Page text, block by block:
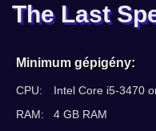
The Last
Minimum gépigény:
CPU:
Intel Core i5-3470
RAM:
4 GB RAM